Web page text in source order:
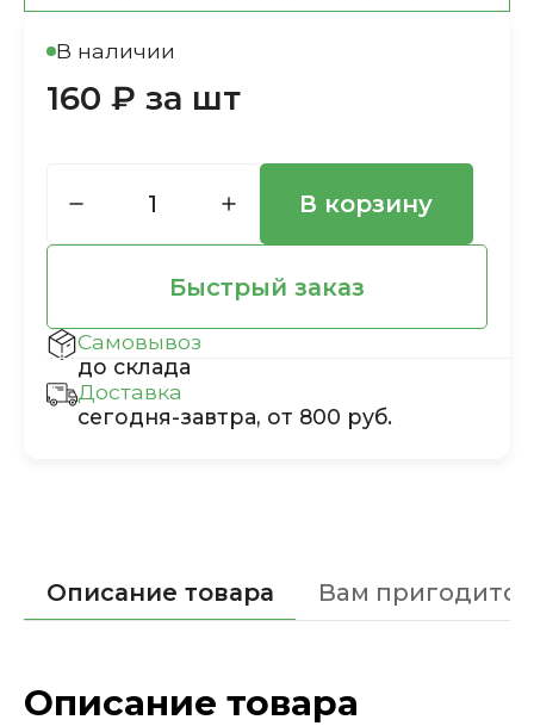
В наличии
160 ₽ за шт
В корзину
Быстрый заказ
Самовывоз
до склада
Доставка
сегодня-завтра, от 800 руб.
Описание товара Вам пригодится
Описание товара